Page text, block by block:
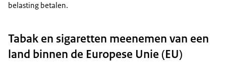
belasting betalen.
Tabak en sigaretten meenemen van een
land binnen de Europese Unie (EU)